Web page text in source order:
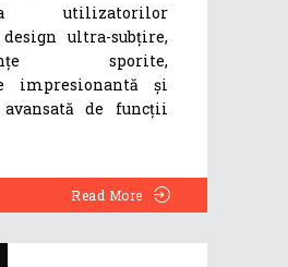
utilizatorilor
ultra-subțire,
sporite,
impresionantă și
de funcții
Read More